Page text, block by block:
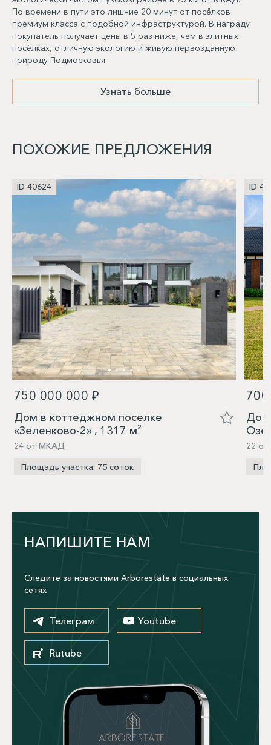
По времени в пути это лишние 20 минут от посёлков
премиум класса с подобной инфраструктурой. В награду
покупатель получает цены в 5 раз ниже, чем в элитных
посёлках, отличную экологию и живую первозданную
природу Подмосковья.
Узнать больше
ПОХОЖИЕ ПРЕДЛОЖЕНИЯ
ID 40624
750 000 000 ₽
Дом в коттеджном поселке
«Зеленково-2» , 1317 м²
24 от МКАД
Площадь участка: 75 соток
ID
Дом
22
НАПИШИТЕ НАМ
Следите за новостями Arborestate в социальных
сетях
Телеграм Youtube
Rutube